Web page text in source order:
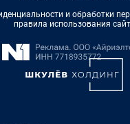
и обработки
правила использования